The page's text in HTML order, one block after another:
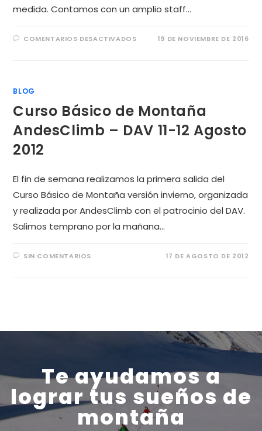
medida. Contamos con un amplio staff…
COMENTARIOS DESACTIVADOS 19 DE NOVIEMBRE DE 2016
BLOG
Curso Básico de Montaña
AndesClimb – DAV 11-12 Agosto
2012
El fin de semana realizamos la primera salida del
Curso Básico de Montaña versión invierno, organizada
y realizada por AndesClimb con el patrocinio del DAV.
Salimos temprano por la mañana…
SIN COMENTARIOS 17 DE AGOSTO DE 2012
Te ayudamos a
lograr tus sueños de
montaña